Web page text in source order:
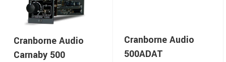
Cranborne Audio
Carnaby 500
Cranborne Audio
500ADAT